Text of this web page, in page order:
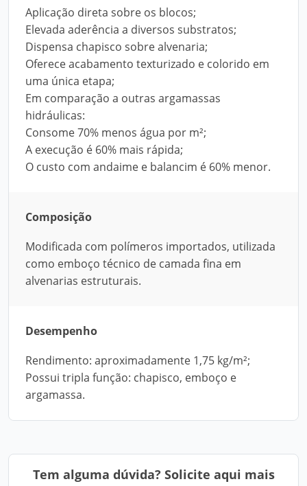
Aplicação direta sobre os blocos;
Elevada aderência a diversos substratos;
Dispensa chapisco sobre alvenaria;
Oferece acabamento texturizado e colorido em
uma única etapa;
Em comparação a outras argamassas
hidráulicas:
Consome 70% menos água por m²;
A execução é 60% mais rápida;
O custo com andaime e balancim é 60% menor.
Composição
Modificada com polímeros importados, utilizada
como emboço técnico de camada fina em
alvenarias estruturais.
Desempenho
Rendimento: aproximadamente 1,75 kg/m²;
Possui tripla função: chapisco, emboço e
argamassa.
Tem alguma dúvida? Solicite aqui mais